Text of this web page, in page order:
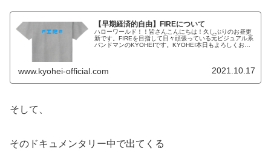
【早期経済的自由】FIREについて
ハローワールド！！皆さんこんにちは！久しぶりのお昼更
新です。FIREを目指して日々頑張っている元ビジュアル系
バンドマンのKYOHEIです。KYOHEI本日もよろしくお願
www.kyohei-official.com 2021.10.17
そして、
そのドキュメンタリー中で出てくる